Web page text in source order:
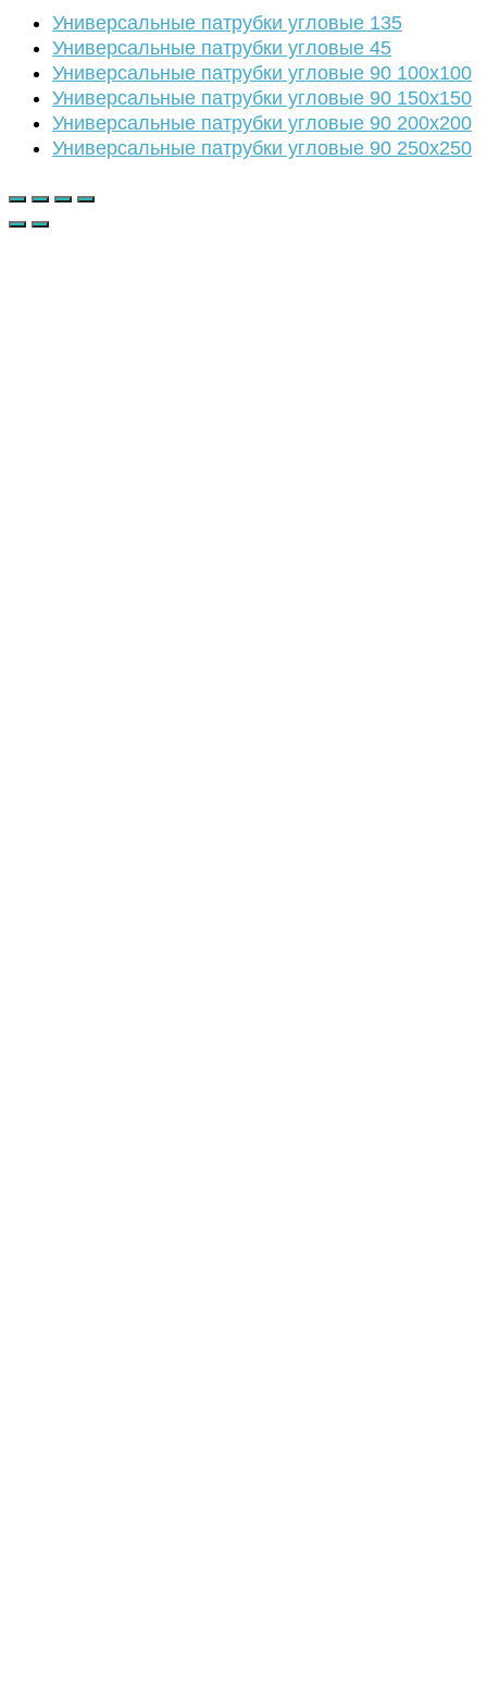
Универсальные патрубки угловые 135
Универсальные патрубки угловые 45
Универсальные патрубки угловые 90 100х100
Универсальные патрубки угловые 90 150х150
Универсальные патрубки угловые 90 200х200
Универсальные патрубки угловые 90 250х250